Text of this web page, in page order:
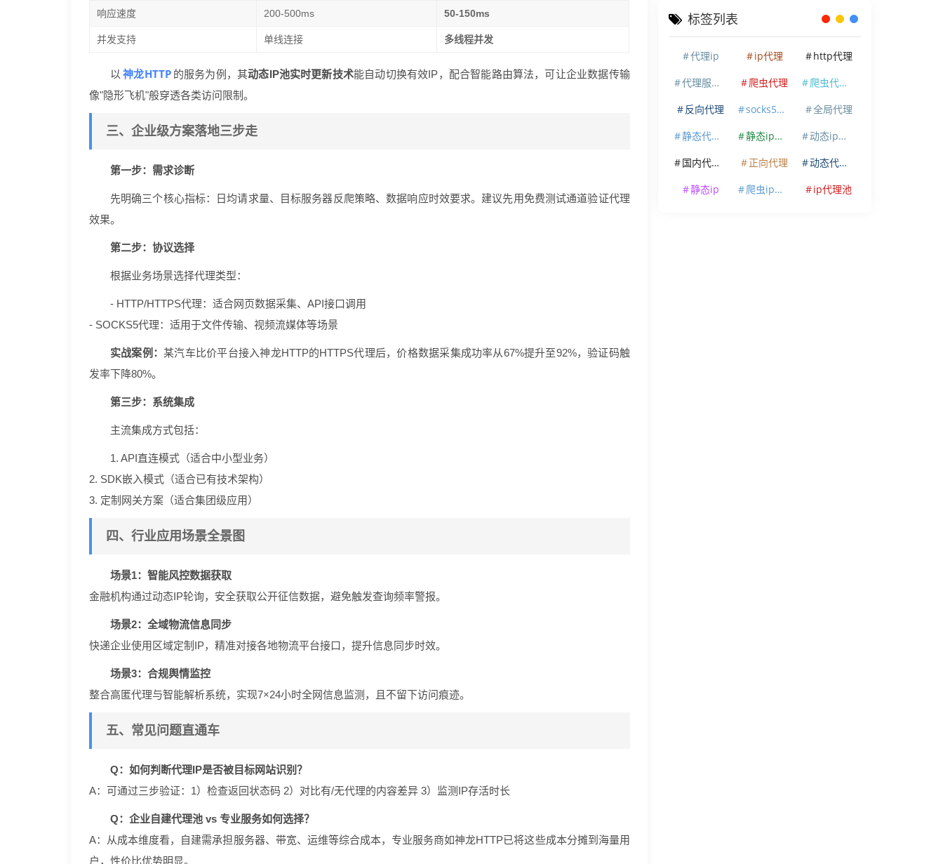
响应速度 200-500ms 50-150ms
并发支持 单线连接 多线程并发
以 神龙HTTP 的服务为例，其动态IP池实时更新技术能自动切换有效IP，配合智能路由算法，可让企业数据传输
像"隐形飞机"般穿透各类访问限制。
三、企业级方案落地三步走
第一步：需求诊断
先明确三个核心指标：日均请求量、目标服务器反爬策略、数据响应时效要求。建议先用免费测试通道验证代理
效果。
第二步：协议选择
根据业务场景选择代理类型：
- HTTP/HTTPS代理：适合网页数据采集、API接口调用
- SOCKS5代理：适用于文件传输、视频流媒体等场景
实战案例：某汽车比价平台接入神龙HTTP的HTTPS代理后，价格数据采集成功率从67%提升至92%，验证码触
发率下降80%。
第三步：系统集成
主流集成方式包括：
1. API直连模式（适合中小型业务）
2. SDK嵌入模式（适合已有技术架构）
3. 定制网关方案（适合集团级应用）
四、行业应用场景全景图
场景1：智能风控数据获取
金融机构通过动态IP轮询，安全获取公开征信数据，避免触发查询频率警报。
场景2：全域物流信息同步
快递企业使用区域定制IP，精准对接各地物流平台接口，提升信息同步时效。
场景3：合规舆情监控
整合高匿代理与智能解析系统，实现7×24小时全网信息监测，且不留下访问痕迹。
五、常见问题直通车
Q：如何判断代理IP是否被目标网站识别？
A：可通过三步验证：1）检查返回状态码 2）对比有/无代理的内容差异 3）监测IP存活时长
Q：企业自建代理池 vs 专业服务如何选择？
A：从成本维度看，自建需承担服务器、带宽、运维等综合成本，专业服务商如神龙HTTP已将这些成本分摊到海量用
户，性价比优势明显。
标签列表
代理ip ip代理
http代理
代理服务器
爬虫代理
爬虫代理ip
反向代理
socks5代理
全局代理
静态代理ip
静态ip代理
动态ip代理
国内代理ip
正向代理
动态代理ip
静态ip
爬虫ip代理 ip代理池